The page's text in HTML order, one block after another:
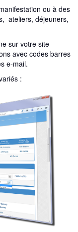
ou à des
ateliers, déjeuners,
sur votre site
avec codes barres
e-mail.
: